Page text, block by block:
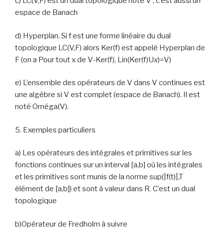
espace de Banach
d) Hyperplan. Si f est une forme linéaire du dual
topologique LC(V,F) alors Ker(f) est appelé Hyperplan de
F (on a Pour tout x de V-Ker(f), Lin(Ker(f)Ux)=V)
e) L’ensemble des opérateurs de V dans V continues est
une algèbre si V est complet (espace de Banach). Il est
noté Oméga(V).
5. Exemples particuliers
a) Les opérateurs des intégrales et primitives sur les
fonctions continues sur un interval [a,b] où les intégrales
et les primitives sont munis de la norme sup(|f(t)|,T
élément de [a,b]) et sont à valeur dans R. C’est un dual
topologique
b)Opérateur de Fredholm à suivre